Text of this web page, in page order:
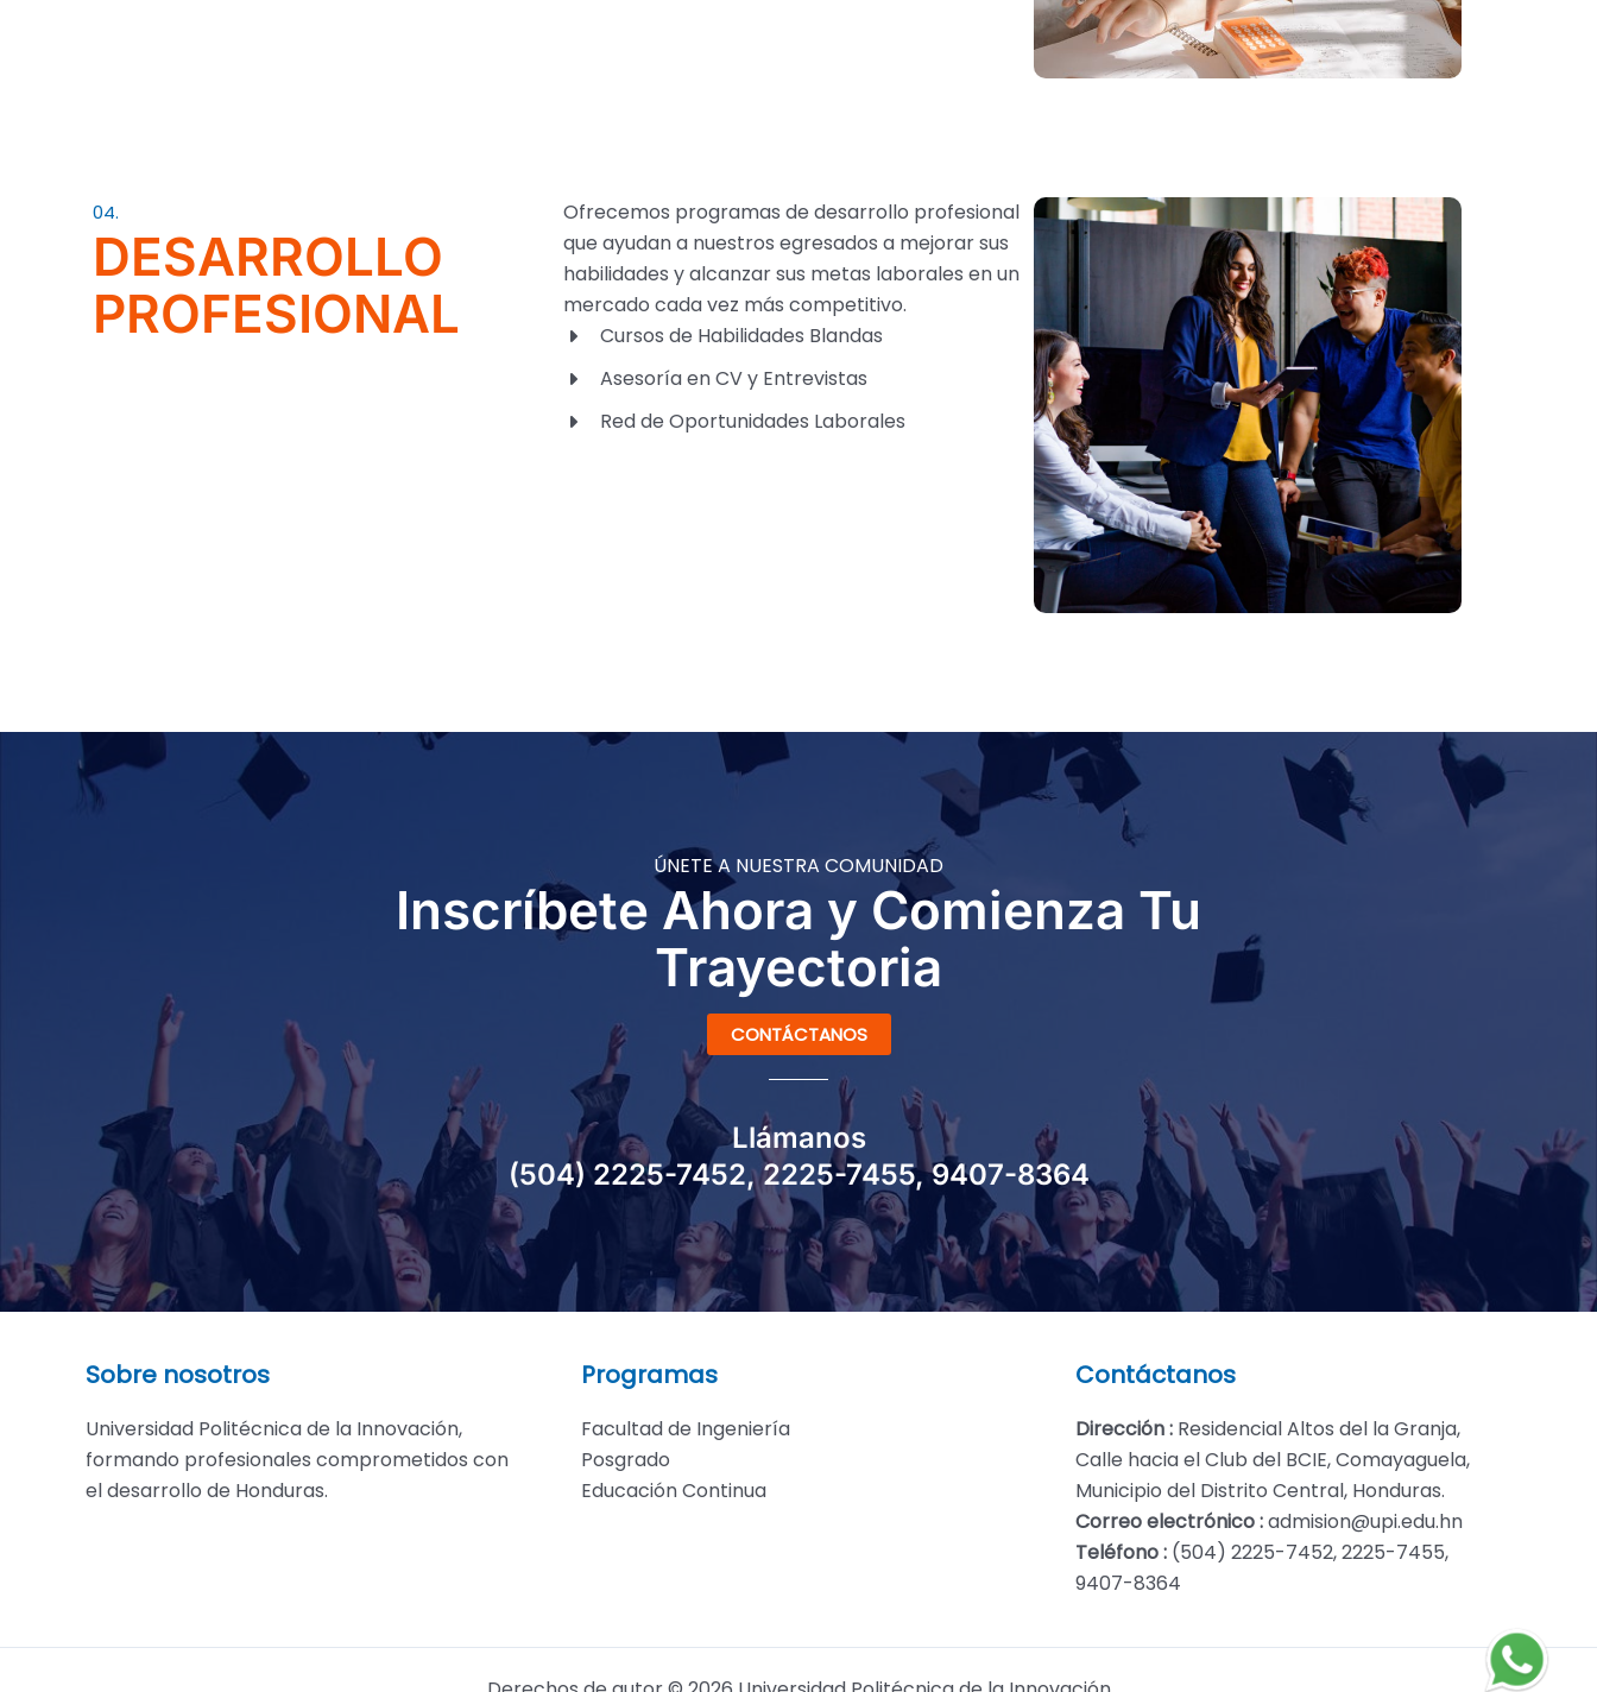
04.
DESARROLLO
PROFESIONAL
Ofrecemos programas de desarrollo profesional
que ayudan a nuestros egresados a mejorar sus
habilidades y alcanzar sus metas laborales en un
mercado cada vez más competitivo.
Cursos de Habilidades Blandas
Asesoría en CV y Entrevistas
Red de Oportunidades Laborales
ÚNETE A NUESTRA COMUNIDAD
Inscríbete Ahora y Comienza Tu
Trayectoria
CONTÁCTANOS
Llámanos
(504) 2225-7452, 2225-7455, 9407-8364
Sobre nosotros
Universidad Politécnica de la Innovación,
formando profesionales comprometidos con
el desarrollo de Honduras.
Programas
Facultad de Ingeniería
Posgrado
Educación Continua
Contáctanos
Dirección : Residencial Altos del la Granja,
Calle hacia el Club del BCIE, Comayaguela,
Municipio del Distrito Central, Honduras.
Correo electrónico :admision@upi.edu.hn
Teléfono : (504) 2225-7452, 2225-7455,
9407-8364